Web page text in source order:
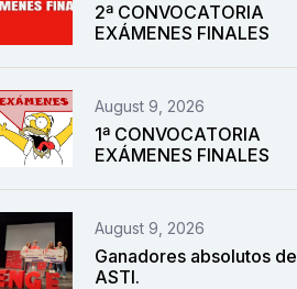
2ª CONVOCATORIA
EXÁMENES FINALES
August 9, 2026
1ª CONVOCATORIA
EXÁMENES FINALES
August 9, 2026
Ganadores absolutos de
ASTI.